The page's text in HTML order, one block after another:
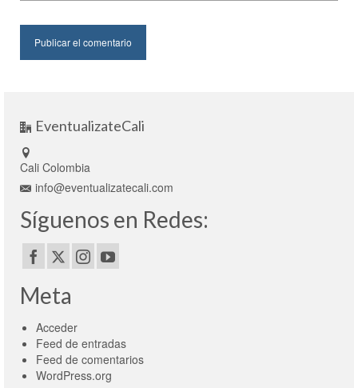
EventualizateCali
Cali Colombia
info@eventualizatecali.com
Síguenos en Redes:
Meta
Acceder
Feed de entradas
Feed de comentarios
WordPress.org